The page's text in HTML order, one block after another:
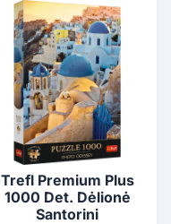
Trefl Premium Plus
1000 Det. Dėlionė
Santorini